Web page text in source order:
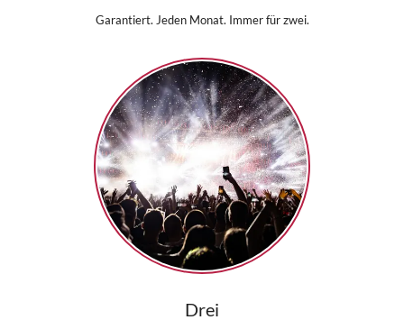
Garantiert. Jeden Monat. Immer für zwei.
Drei